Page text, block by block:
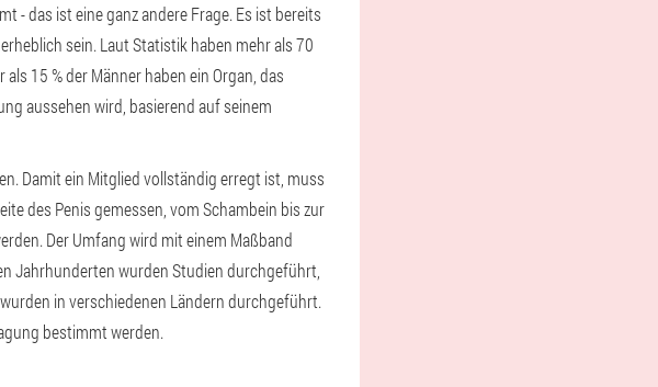
- das ist eine ganz andere Frage. Es ist bereits
sein. Laut Statistik haben mehr als 70
15 % der Männer haben ein Organ, das
aussehen wird, basierend auf seinem
Damit ein Mitglied vollständig erregt ist, muss
des Penis gemessen, vom Schambein bis zur
Der Umfang wird mit einem Maßband
Jahrhunderten wurden Studien durchgeführt,
in verschiedenen Ländern durchgeführt.
bestimmt werden.